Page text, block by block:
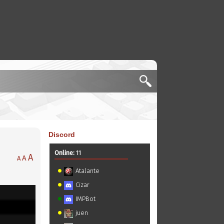
A AA
Discord
Online:11
Atalante
Cizar
IMPBot
juen